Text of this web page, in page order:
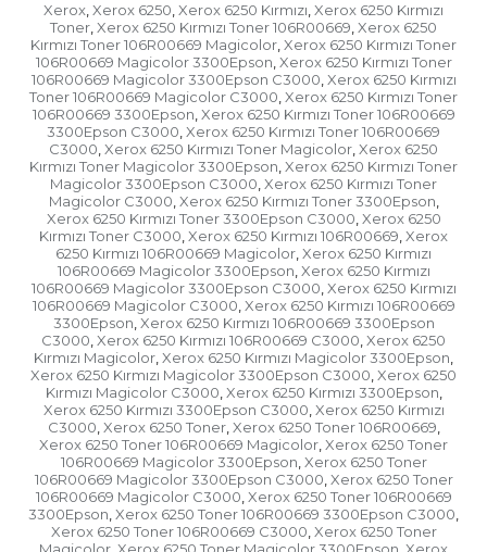
Xerox, Xerox 6250, Xerox 6250 Kırmızı, Xerox 6250 Kırmızı
Toner, Xerox 6250 Kırmızı Toner 106R00669, Xerox 6250
Kırmızı Toner 106R00669 Magicolor, Xerox 6250 Kırmızı Toner
106R00669 Magicolor 3300Epson, Xerox 6250 Kırmızı Toner
106R00669 Magicolor 3300Epson C3000, Xerox 6250 Kırmızı
Toner 106R00669 Magicolor C3000, Xerox 6250 Kırmızı Toner
106R00669 3300Epson, Xerox 6250 Kırmızı Toner 106R00669
3300Epson C3000, Xerox 6250 Kırmızı Toner 106R00669
C3000, Xerox 6250 Kırmızı Toner Magicolor, Xerox 6250
Kırmızı Toner Magicolor 3300Epson, Xerox 6250 Kırmızı Toner
Magicolor 3300Epson C3000, Xerox 6250 Kırmızı Toner
Magicolor C3000, Xerox 6250 Kırmızı Toner 3300Epson,
Xerox 6250 Kırmızı Toner 3300Epson C3000, Xerox 6250
Kırmızı Toner C3000, Xerox 6250 Kırmızı 106R00669, Xerox
6250 Kırmızı 106R00669 Magicolor, Xerox 6250 Kırmızı
106R00669 Magicolor 3300Epson, Xerox 6250 Kırmızı
106R00669 Magicolor 3300Epson C3000, Xerox 6250 Kırmızı
106R00669 Magicolor C3000, Xerox 6250 Kırmızı 106R00669
3300Epson, Xerox 6250 Kırmızı 106R00669 3300Epson
C3000, Xerox 6250 Kırmızı 106R00669 C3000, Xerox 6250
Kırmızı Magicolor, Xerox 6250 Kırmızı Magicolor 3300Epson,
Xerox 6250 Kırmızı Magicolor 3300Epson C3000, Xerox 6250
Kırmızı Magicolor C3000, Xerox 6250 Kırmızı 3300Epson,
Xerox 6250 Kırmızı 3300Epson C3000, Xerox 6250 Kırmızı
C3000, Xerox 6250 Toner, Xerox 6250 Toner 106R00669,
Xerox 6250 Toner 106R00669 Magicolor, Xerox 6250 Toner
106R00669 Magicolor 3300Epson, Xerox 6250 Toner
106R00669 Magicolor 3300Epson C3000, Xerox 6250 Toner
106R00669 Magicolor C3000, Xerox 6250 Toner 106R00669
3300Epson, Xerox 6250 Toner 106R00669 3300Epson C3000,
Xerox 6250 Toner 106R00669 C3000, Xerox 6250 Toner